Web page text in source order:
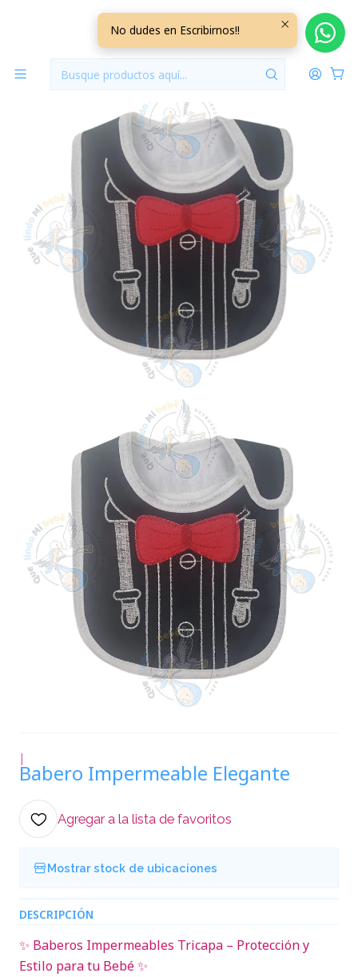
Baberos Baberos Impermeables
Babero Impermeable Elegante
|
Babero Impermeable Elegante
Agregar a la lista de favoritos
Mostrar stock de ubicaciones
DESCRIPCIÓN
✨ Baberos Impermeables Tricapa – Protección y
Estilo para tu Bebé ✨
No dudes en Escribirnos!!